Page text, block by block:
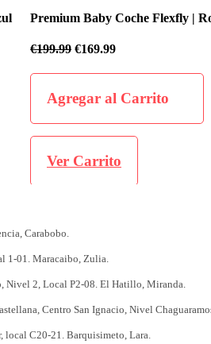
Premium Baby Coche Flexfly | Rosado
199.99 €169.99
Agregar al Carrito
Ver Carrito